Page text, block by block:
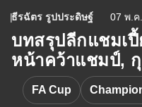
ธีรฉัตร รูปประดิษฐ์ 07 พ.ค
บทสรุปลีกแชมเ
หน้าคว้าแชมป์,
FA Cup